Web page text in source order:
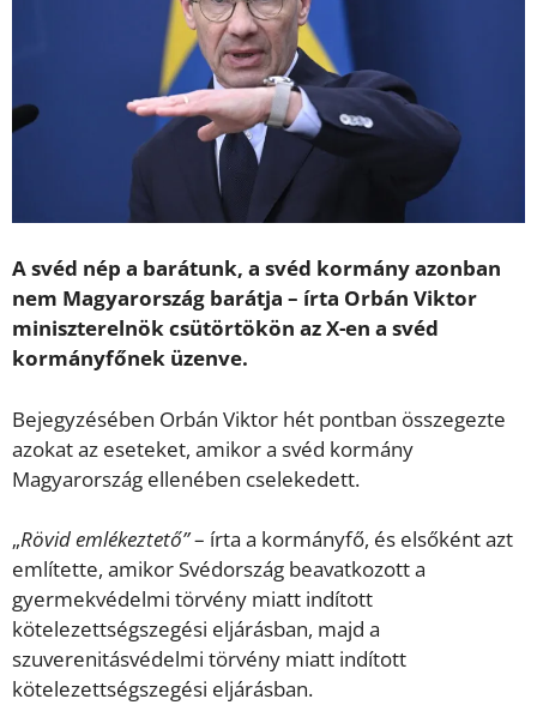
A svéd nép a barátunk, a svéd kormány azonban
nem Magyarország barátja – írta Orbán Viktor
miniszterelnök csütörtökön az X-en a svéd
kormányfőnek üzenve.
Bejegyzésében Orbán Viktor hét pontban összegezte
azokat az eseteket, amikor a svéd kormány
Magyarország ellenében cselekedett.
„Rövid emlékeztető”– írta a kormányfő, és elsőként azt
említette, amikor Svédország beavatkozott a
gyermekvédelmi törvény miatt indított
kötelezettségszegési eljárásban, majd a
szuverenitásvédelmi törvény miatt indított
kötelezettségszegési eljárásban.